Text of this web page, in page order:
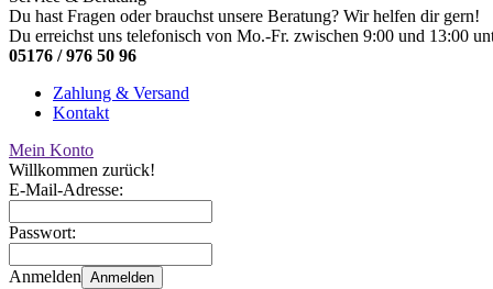
Du hast Fragen oder brauchst unsere Beratung? Wir helfen dir gern!
Du erreichst uns telefonisch von Mo.-Fr. zwischen 9:00 und 13:00
05176 / 976 50 96
Zahlung & Versand
Kontakt
Mein Konto
Willkommen zurück!
E-Mail-Adresse:
Passwort:
Anmelden Anmelden